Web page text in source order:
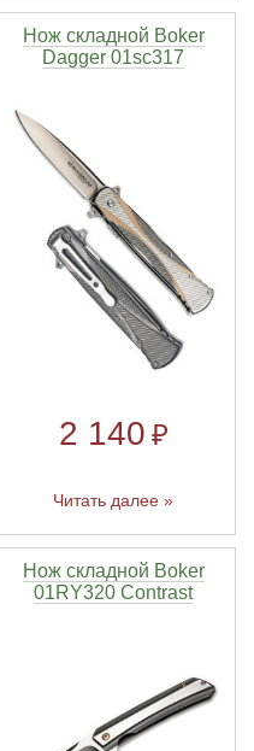
Нож складной Boker
Dagger 01sc317
2 140 ₽
Читать далее »
Нож складной Boker
01RY320 Contrast